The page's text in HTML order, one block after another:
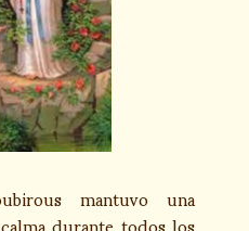
mantuvo una